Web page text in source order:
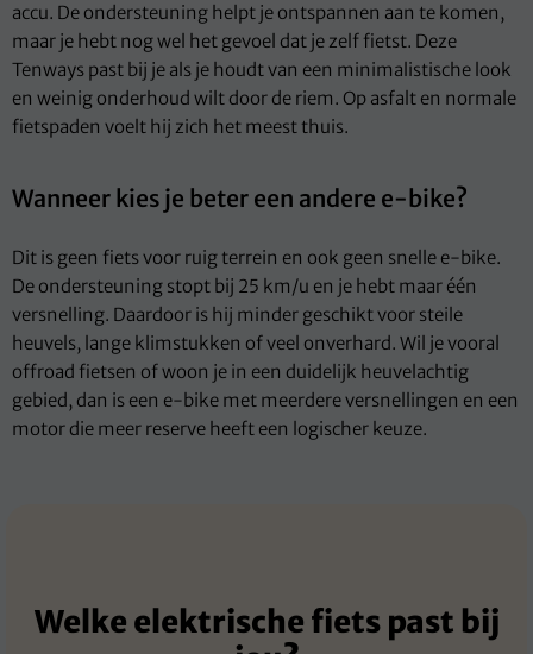
accu. De ondersteuning helpt je ontspannen aan te komen,
maar je hebt nog wel het gevoel dat je zelf fietst. Deze
Tenways past bij je als je houdt van een minimalistische look
en weinig onderhoud wilt door de riem. Op asfalt en normale
fietspaden voelt hij zich het meest thuis.
Wanneer kies je beter een andere e-bike?
Dit is geen fiets voor ruig terrein en ook geen snelle e-bike.
De ondersteuning stopt bij 25 km/u en je hebt maar één
versnelling. Daardoor is hij minder geschikt voor steile
heuvels, lange klimstukken of veel onverhard. Wil je vooral
offroad fietsen of woon je in een duidelijk heuvelachtig
gebied, dan is een e-bike met meerdere versnellingen en een
motor die meer reserve heeft een logischer keuze.
Welke elektrische fiets past bij